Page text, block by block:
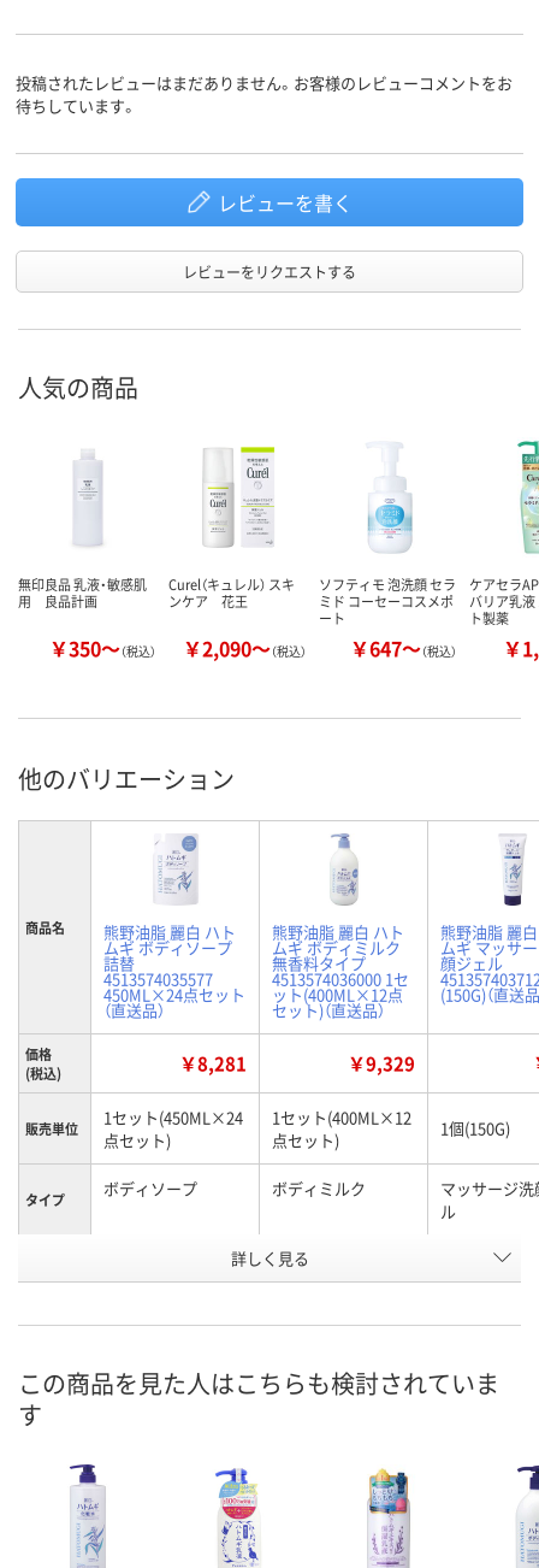
投稿されたレビューはまだありません。お客様のレビューコメントをお
待ちしています。
レビューを書く
レビューをリクエストする
人気の商品
無印良品 乳液・敏感肌
用 良品計画
￥350～（税込）
Curel（キュレル） スキ
ンケア 花王
￥2,090～（税込）
ソフティモ 泡洗顔 セラ
ミド コーセーコスメポ
ート
￥647～（税込）
ケアセラ
バリア乳
ト製薬
￥
他のバリエーション
商品名 熊野油脂 麗白 ハト
ムギ ボディソープ
詰替
4513574035577
450ML×24点セット
（直送品）
熊野油脂 麗白 ハト
ムギ ボディミルク
無香料タイプ
4513574036000 1セ
ット(400ML×12点
セット)（直送品）
熊野油脂 麗
ムギ マッサ
顔ジェル
(150G)（直送品
価格
(税込)
￥8,281 ￥9,329
販売単位
1セット(450ML×24
点セット)
1セット(400ML×12
点セット)
1個(150G)
タイプ ボディソープ ボディミルク
マッサージ
ル
KK95124 AAU9680
カゴへ カゴへ カ
詳しく見る
この商品を見た人はこちらも検討されていま
す